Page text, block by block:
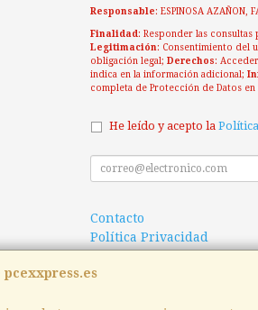
Responsable: ESPINOSA AZAÑON,
Finalidad: Responder las
Legitimación: Consentimiento del
obligación legal; Derechos:
indica en la información adicional;
completa de Protección de Datos en
He leído y acepto la
Contacto
Política Privacidad